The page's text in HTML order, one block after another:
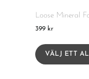
Loose Mineral
399 kr
VÄLJ ETT